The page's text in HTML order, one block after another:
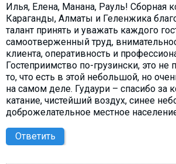
Илья, Елена, Манана, Рауль! Сборная
Караганды, Алматы и Геленжика
талант принять и уважать каждого
самоотверженный труд,
клиента, оперативность и
Гостеприимство по-грузински, это не
то, что есть в этой небольшой, но
на самом деле. Гудаури – спасибо за
катание, чистейший воздух, синее
доброжелательное местное
Ответить